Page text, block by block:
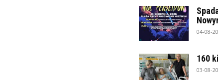
04-08-
160
03-08-